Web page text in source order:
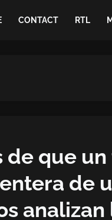
CONTACT RTL
de que
de
analizan